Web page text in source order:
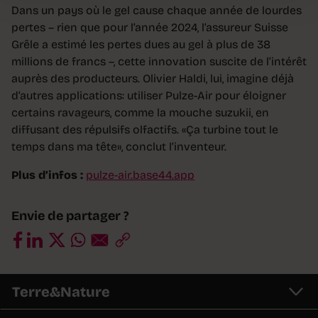
Dans un pays où le gel cause chaque année de lourdes
pertes – rien que pour l’année 2024, l’assureur Suisse
Grêle a estimé les pertes dues au gel à plus de 38
millions de francs –, cette innovation suscite de l’intérêt
auprès des producteurs. Olivier Haldi, lui, imagine déjà
d’autres applications: utiliser Pulze-Air pour éloigner
certains ravageurs, comme la mouche suzukii, en
diffusant des répulsifs olfactifs. «Ça turbine tout le
temps dans ma tête», conclut l’inventeur.
Plus d’infos : pulze-air.base44.app
Envie de partager ?
Terre&Nature